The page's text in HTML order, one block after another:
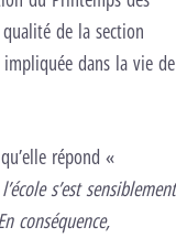
de la section
dans la vie de
répond «
s’est sensiblement
conséquence,